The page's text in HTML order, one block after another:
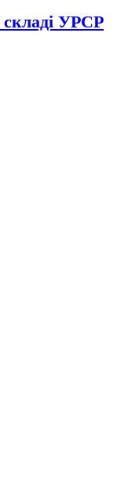
складі УРСР